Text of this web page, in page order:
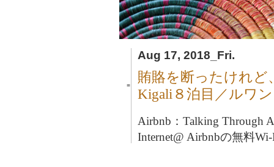
Aug 17, 2018_Fri.
■
賄賂を断ったけれど
Kigali８泊目／ルワ
Airbnb：Talking Through
Internet@ Airbnbの無料